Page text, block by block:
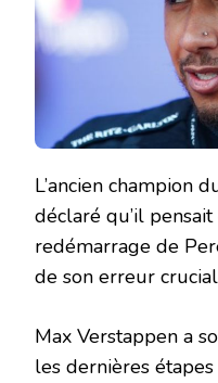
L’ancien champion
déclaré qu’il
redémarrage de
de son erreur
Max Verstappen a
les dernières